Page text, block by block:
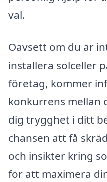
val.
Oavsett om du är
installera solceller
företag, kommer
konkurrens mellan
dig trygghet i ditt
chansen att få
och insikter kring
för att maximera